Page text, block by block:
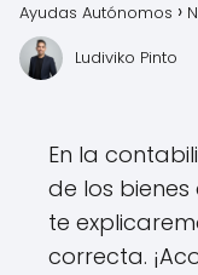
Ayudas Autónomos
Ludiviko Pinto
En la
de los
te
correcta.